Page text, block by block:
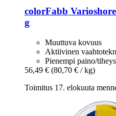
colorFabb
g
Muuttuva kovuus
Aktiivinen
Pienempi paino/tiheys
56,49 € (80,70 € / kg)
Toimitus 17. elokuuta